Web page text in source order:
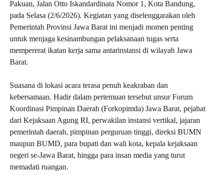
Pakuan, Jalan Otto Iskandardinata Nomor 1, Kota Bandung,
pada Selasa (2/6/2026). Kegiatan yang diselenggarakan oleh
Pemerintah Provinsi Jawa Barat ini menjadi momen penting
untuk menjaga kesinambungan pelaksanaan tugas serta
mempererat ikatan kerja sama antarinstansi di wilayah Jawa
Barat.
Suasana di lokasi acara terasa penuh keakraban dan
kebersamaan. Hadir dalam pertemuan tersebut unsur Forum
Koordinasi Pimpinan Daerah (Forkopimda) Jawa Barat, pejabat
dari Kejaksaan Agung RI, perwakilan instansi vertikal, jajaran
pemerintah daerah, pimpinan perguruan tinggi, direksi BUMN
maupun BUMD, para bupati dan wali kota, kepala kejaksaan
negeri se-Jawa Barat, hingga para insan media yang turut
memadati ruangan.